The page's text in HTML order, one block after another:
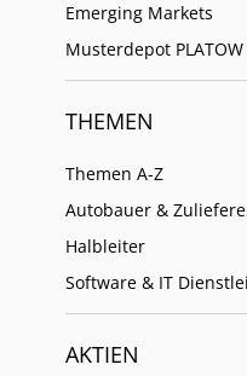
Emerging Markets
Musterdepot
THEMEN
Themen A-Z
Autobauer &
Halbleiter
Software & IT
AKTIEN